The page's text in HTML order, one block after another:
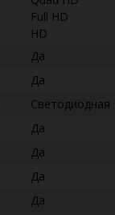
Full HD
HD
Да
Да
Светодиодная
Да
Да
Да
Да